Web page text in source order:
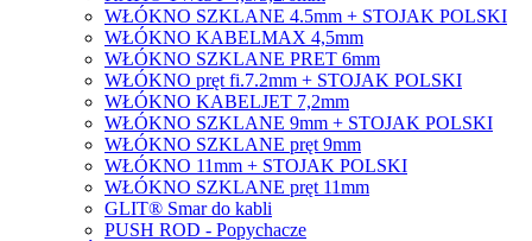
WŁÓKNO SZKLANE 4.5mm + STOJAK POLSKI
WŁÓKNO KABELMAX 4,5mm
WŁÓKNO SZKLANE PRET 6mm
WŁÓKNO pręt fi.7.2mm + STOJAK POLSKI
WŁÓKNO KABELJET 7,2mm
WŁÓKNO SZKLANE 9mm + STOJAK POLSKI
WŁÓKNO SZKLANE pręt 9mm
WŁÓKNO 11mm + STOJAK POLSKI
WŁÓKNO SZKLANE pręt 11mm
GLIT® Smar do kabli
PUSH ROD - Popychacze